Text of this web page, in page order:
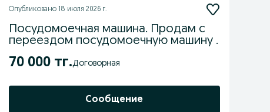
Опубликовано 18 июля 2026 г.
Посудомоечная машина. Продам с
переездом посудомоечную машину .
70 000 тг. Договорная
Сообщение